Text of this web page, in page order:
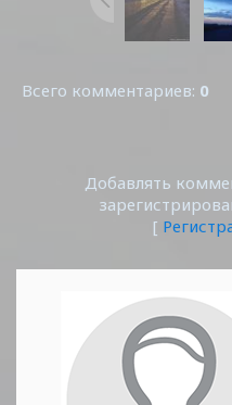
Всего комментариев: 0
Добавлять
[